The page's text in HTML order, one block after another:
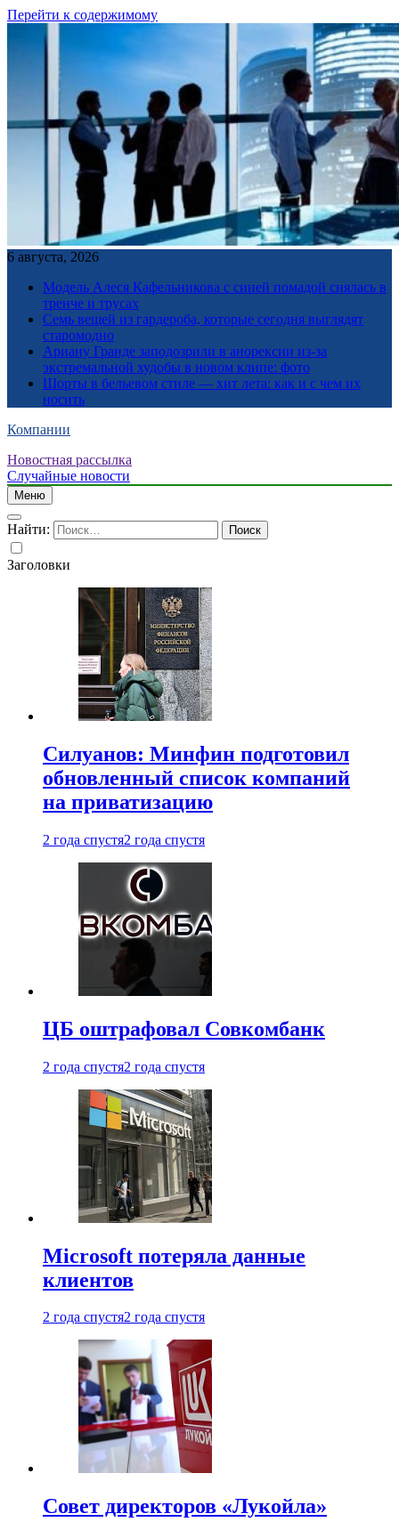
Перейти к содержимому
6 августа, 2026
Модель Алеся Кафельникова с синей помадой снялась в
тренче и трусах
Семь вещей из гардероба, которые сегодня выглядят
старомодно
Ариану Гранде заподозрили в анорексии из-за
экстремальной худобы в новом клипе: фото
Шорты в бельевом стиле — хит лета: как и с чем их
носить
Компании
Новостная рассылка
Случайные новости
Меню
Найти:
Заголовки
Силуанов: Минфин подготовил
обновленный список компаний
на приватизацию
2 года спустя2 года спустя
ЦБ оштрафовал Совкомбанк
2 года спустя2 года спустя
Microsoft потеряла данные
клиентов
2 года спустя2 года спустя
Совет директоров «Лукойла»